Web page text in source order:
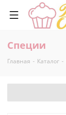
Специи
Главная - Каталог -